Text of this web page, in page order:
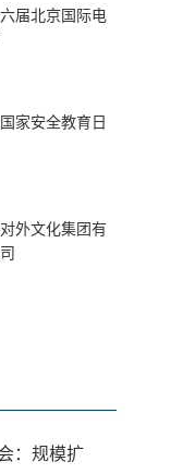
届北京国际电
家安全教育日
外文化集团有
：规模扩